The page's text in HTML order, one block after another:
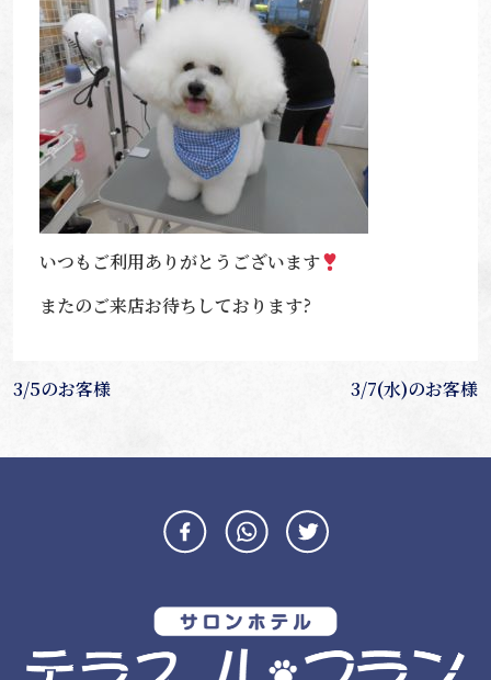
いつもご利用ありがとうございます
またのご来店お待ちしております?
投
ビ
3/5のお客様 3/7(水)のお客様